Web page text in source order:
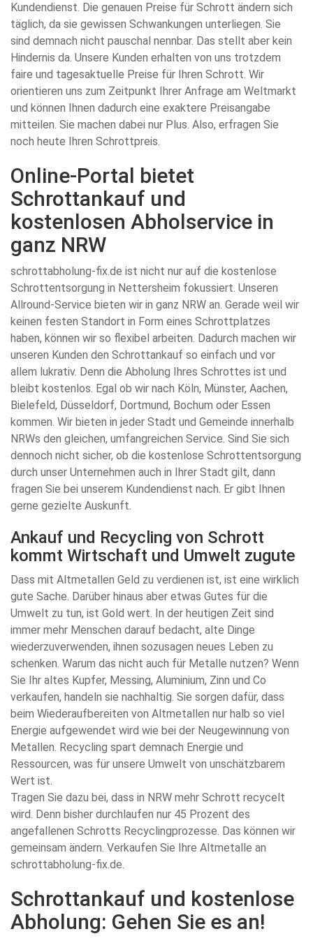
Kundendienst. Die genauen Preise für Schrott ändern sich
täglich, da sie gewissen Schwankungen unterliegen. Sie
sind demnach nicht pauschal nennbar. Das stellt aber kein
Hindernis da. Unsere Kunden erhalten von uns trotzdem
faire und tagesaktuelle Preise für Ihren Schrott. Wir
orientieren uns zum Zeitpunkt Ihrer Anfrage am Weltmarkt
und können Ihnen dadurch eine exaktere Preisangabe
mitteilen. Sie machen dabei nur Plus. Also, erfragen Sie
noch heute Ihren Schrottpreis.
Online-Portal bietet
Schrottankauf und
kostenlosen Abholservice in
ganz NRW
schrottabholung-fix.de ist nicht nur auf die kostenlose
Schrottentsorgung in Nettersheim fokussiert. Unseren
Allround-Service bieten wir in ganz NRW an. Gerade weil wir
keinen festen Standort in Form eines Schrottplatzes
haben, können wir so flexibel arbeiten. Dadurch machen wir
unseren Kunden den Schrottankauf so einfach und vor
allem lukrativ. Denn die Abholung Ihres Schrottes ist und
bleibt kostenlos. Egal ob wir nach Köln, Münster, Aachen,
Bielefeld, Düsseldorf, Dortmund, Bochum oder Essen
kommen. Wir bieten in jeder Stadt und Gemeinde innerhalb
NRWs den gleichen, umfangreichen Service. Sind Sie sich
dennoch nicht sicher, ob die kostenlose Schrottentsorgung
durch unser Unternehmen auch in Ihrer Stadt gilt, dann
fragen Sie bei unserem Kundendienst nach. Er gibt Ihnen
gerne gezielte Auskunft.
Ankauf und Recycling von Schrott
kommt Wirtschaft und Umwelt zugute
Dass mit Altmetallen Geld zu verdienen ist, ist eine wirklich
gute Sache. Darüber hinaus aber etwas Gutes für die
Umwelt zu tun, ist Gold wert. In der heutigen Zeit sind
immer mehr Menschen darauf bedacht, alte Dinge
wiederzuverwenden, ihnen sozusagen neues Leben zu
schenken. Warum das nicht auch für Metalle nutzen? Wenn
Sie Ihr altes Kupfer, Messing, Aluminium, Zinn und Co
verkaufen, handeln sie nachhaltig. Sie sorgen dafür, dass
beim Wiederaufbereiten von Altmetallen nur halb so viel
Energie aufgewendet wird wie bei der Neugewinnung von
Metallen. Recycling spart demnach Energie und
Ressourcen, was für unsere Umwelt von unschätzbarem
Wert ist.
Tragen Sie dazu bei, dass in NRW mehr Schrott recycelt
wird. Denn bisher durchlaufen nur 45 Prozent des
angefallenen Schrotts Recyclingprozesse. Das können wir
gemeinsam ändern. Verkaufen Sie Ihre Altmetalle an
schrottabholung-fix.de.
Schrottankauf und kostenlose
Abholung: Gehen Sie es an!